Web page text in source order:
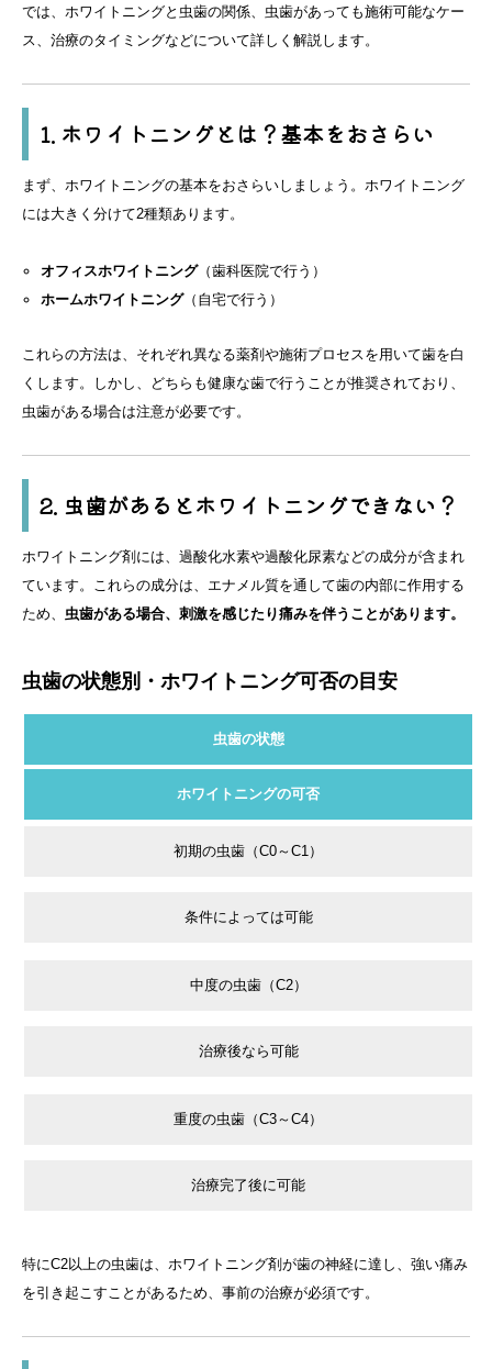
では、ホワイトニングと虫歯の関係、虫歯があっても施術可能なケー
ス、治療のタイミングなどについて詳しく解説します。
1. ホワイトニングとは？基本をおさらい
まず、ホワイトニングの基本をおさらいしましょう。ホワイトニング
には大きく分けて2種類あります。
オフィスホワイトニング（歯科医院で行う）
ホームホワイトニング（自宅で行う）
これらの方法は、それぞれ異なる薬剤や施術プロセスを用いて歯を白
くします。しかし、どちらも健康な歯で行うことが推奨されており、
虫歯がある場合は注意が必要です。
2. 虫歯があるとホワイトニングできない？
ホワイトニング剤には、過酸化水素や過酸化尿素などの成分が含まれ
ています。これらの成分は、エナメル質を通して歯の内部に作用する
ため、 虫歯がある場合、刺激を感じたり痛みを伴うことがあります。
虫歯の状態別・ホワイトニング可否の目安
虫歯の状態
ホワイトニングの可否
初期の虫歯（C0～C1）
条件によっては可能
中度の虫歯（C2）
治療後なら可能
重度の虫歯（C3～C4）
治療完了後に可能
特にC2以上の虫歯は、ホワイトニング剤が歯の神経に達し、強い痛み
を引き起こすことがあるため、事前の治療が必須です。